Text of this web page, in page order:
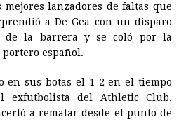
lanzadores de faltas que
a De Gea con un disparo
de la barrera y se coló por la
español.
en sus botas el 1-2 en el tiempo
exfutbolista del Athletic Club,
a rematar desde el punto de